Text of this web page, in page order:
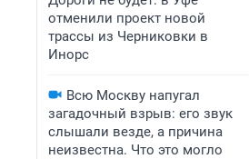
отменили проект новой
трассы из Черниковки в
Инорс
Всю Москву напугал
загадочный взрыв: его звук
слышали везде, а причина
неизвестна. Что это могло